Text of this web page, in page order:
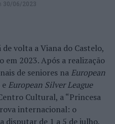
30/06/2023
volta a Viana do Castelo,
em 2023. Após a realização
de seniores na European
European Silver League
Cultural, a “Princesa
internacional: o
disputar de 1 a 5 de julho,